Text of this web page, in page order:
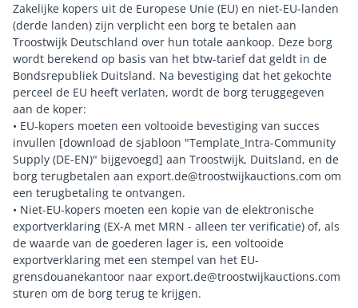
Zakelijke kopers uit de Europese Unie (EU) en niet-EU-landen
(derde landen) zijn verplicht een borg te betalen aan
Troostwijk Deutschland over hun totale aankoop. Deze borg
wordt berekend op basis van het btw-tarief dat geldt in de
Bondsrepubliek Duitsland. Na bevestiging dat het gekochte
perceel de EU heeft verlaten, wordt de borg teruggegeven
aan de koper:
• EU-kopers moeten een voltooide bevestiging van succes
invullen [download de sjabloon "Template_Intra-Community
Supply (DE-EN)" bijgevoegd] aan Troostwijk, Duitsland, en de
borg terugbetalen aan export.de@troostwijkauctions.com om
een terugbetaling te ontvangen.
• Niet-EU-kopers moeten een kopie van de elektronische
exportverklaring (EX-A met MRN - alleen ter verificatie) of, als
de waarde van de goederen lager is, een voltooide
exportverklaring met een stempel van het EU-
grensdouanekantoor naar export.de@troostwijkauctions.com